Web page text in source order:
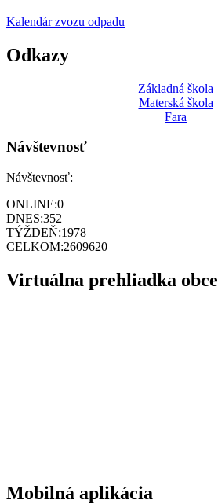
Kalendár zvozu odpadu
Odkazy
Základná škola
Materská škola
Fara
Návštevnosť
Návštevnosť:
ONLINE:0
DNES:352
TÝŽDEŇ:1978
CELKOM:2609620
Virtuálna prehliadka obce
Mobilná aplikácia